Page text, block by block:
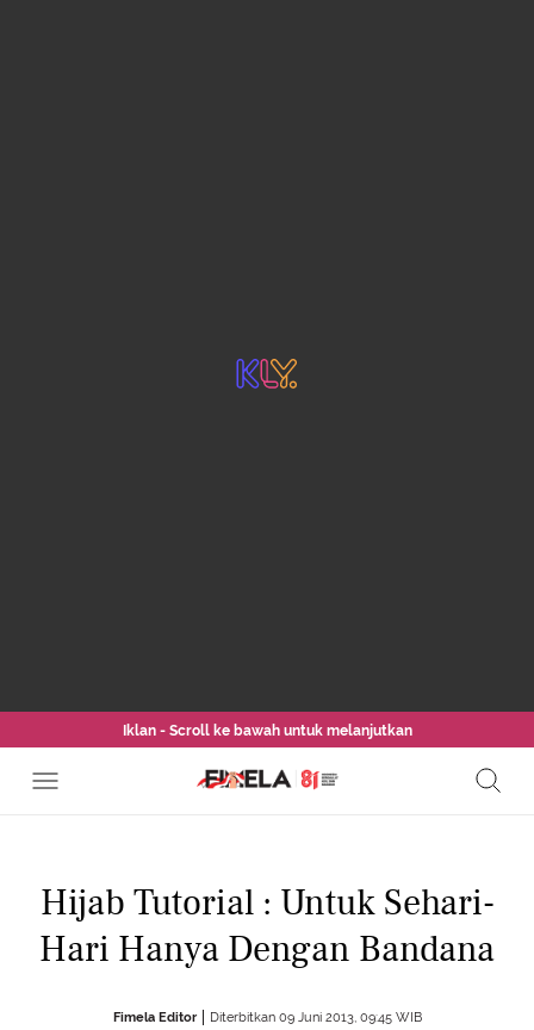
Iklan - Scroll ke bawah untuk melanjutkan
Hijab Tutorial : Untuk Sehari-
Hari Hanya Dengan Bandana
Fimela Editor Diterbitkan 09 Juni 2013, 09:45 WIB